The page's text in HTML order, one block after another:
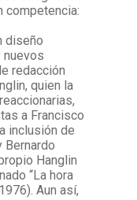
competencia:
diseño
nuevos
redacción
quien la
a Francisco
inclusión de
Bernardo
Hanglin
“La hora
Aun así,